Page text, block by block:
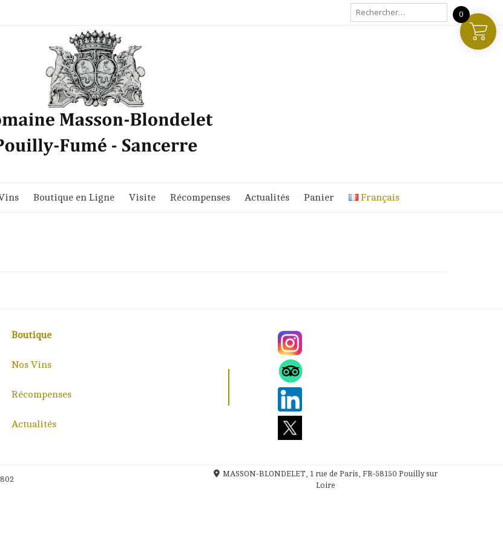
Rechercher :
Boutique en Ligne Visite Récompenses Actualités Panier Français
Boutique
Nos Vins
Récompenses
Actualités
MASSON-BLONDELET, 1 rue de Paris, FR-58150 Pouilly sur
Loire
0